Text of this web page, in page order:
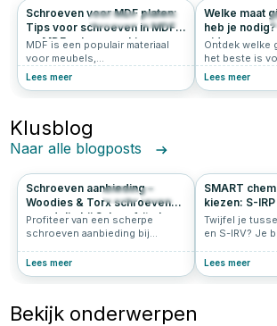
2838 4.8
Schroeven voor MDF platen:
Tips voor schroeven in MDF
en MDF schroeven kiezen
MDF is een populair materiaal
voor meubels,
interieurafwerking en doe-het-
MDF vereist de juiste
technieken en vooral de juiste
schroeven voor MDF. In dit
kiezen van de juiste MDF
schroeven.
Lees meer
Welke maat
heb je
gids
Ontdek welke
het beste is
Leer alles over
Lees meer
Klusblog
Naar alle blogposts
28
Schroeven aanbieding –
Woodies & Torx schroeven
voordelig bij Schroef-it.nl
Profiteer van een scherpe
schroeven aanbieding bij
schroeven aanbieding en torx
schroeven van topkwaliteit
Lees meer
SMART
kiezen: S-
Twijfel je
en S-IRV? Je
moet ik
Wij helpen je
Lees meer
Bekijk onderwerpen